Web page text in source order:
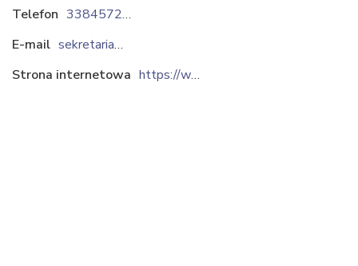
Telefon
338457265
E-mail
sekretariat@kompozyty.com.pl
Strona internetowa
https://www.kompozyty.com.pl